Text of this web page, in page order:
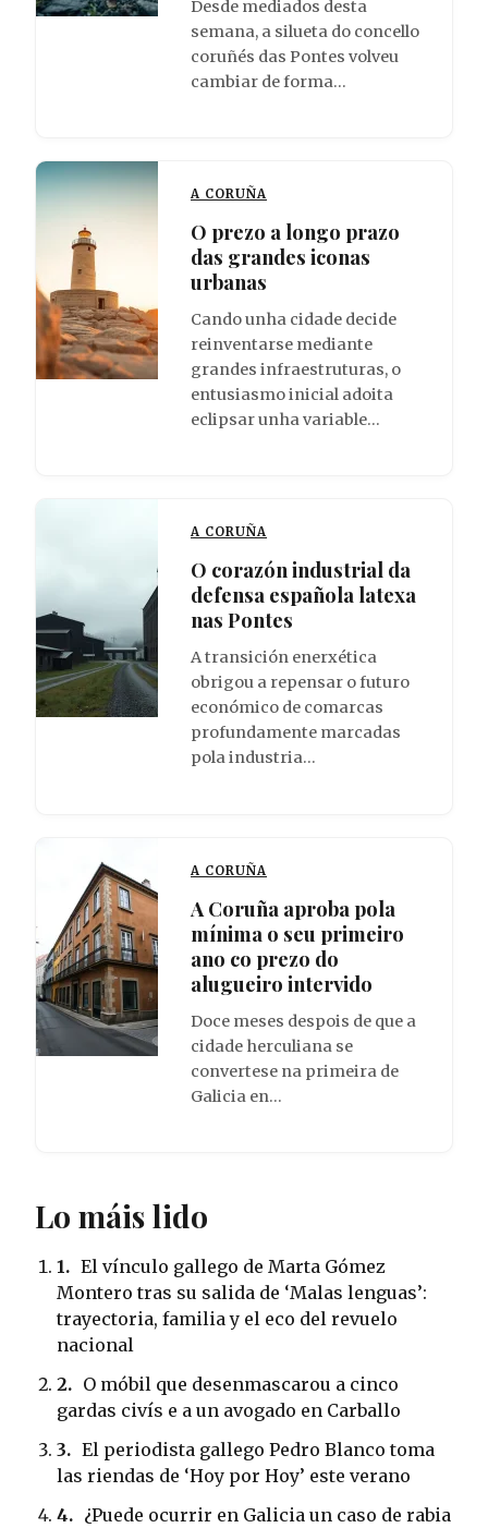
Desde mediados desta
semana, a silueta do concello
coruñés das Pontes volveu
cambiar de forma…
A CORUÑA
O prezo a longo prazo
das grandes iconas
urbanas
Cando unha cidade decide
reinventarse mediante
grandes infraestruturas, o
entusiasmo inicial adoita
eclipsar unha variable…
A CORUÑA
O corazón industrial da
defensa española latexa
nas Pontes
A transición enerxética
obrigou a repensar o futuro
económico de comarcas
profundamente marcadas
pola industria…
A CORUÑA
A Coruña aproba pola
mínima o seu primeiro
ano co prezo do
alugueiro intervido
Doce meses despois de que a
cidade herculiana se
convertese na primeira de
Galicia en…
Lo máis lido
1. El vínculo gallego de Marta Gómez
Montero tras su salida de ‘Malas lenguas’:
trayectoria, familia y el eco del revuelo
nacional
2. O móbil que desenmascarou a cinco
gardas civís e a un avogado en Carballo
3. El periodista gallego Pedro Blanco toma
las riendas de ‘Hoy por Hoy’ este verano
4. ¿Puede ocurrir en Galicia un caso de rabia